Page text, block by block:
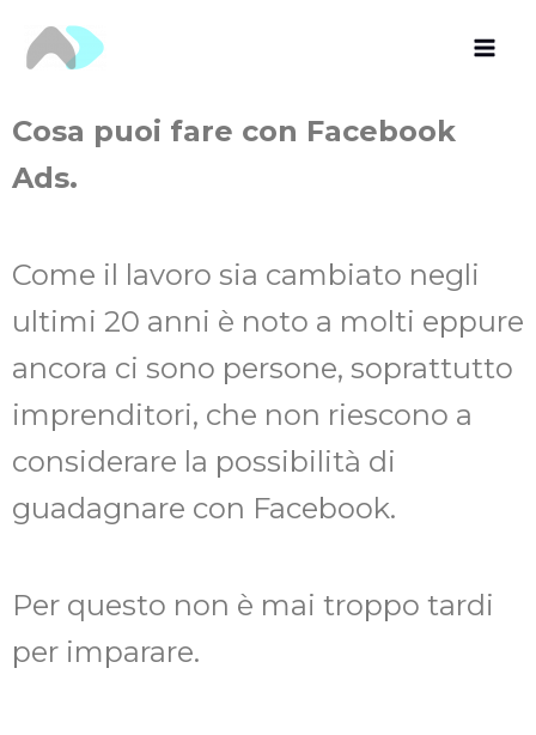
Cosa puoi fare con Facebook
Ads.
Come il lavoro sia cambiato negli
ultimi 20 anni è noto a molti eppure
ancora ci sono persone, soprattutto
imprenditori, che non riescono a
considerare la possibilità di
guadagnare con Facebook.
Per questo non è mai troppo tardi
per imparare.